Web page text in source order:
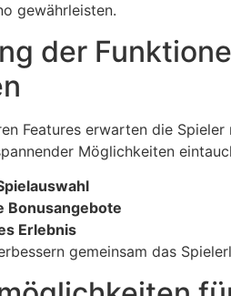
gewährleisten.
der
Features erwarten die
Möglichkeiten
Bonusangebote
Erlebnis
gemeinsam das